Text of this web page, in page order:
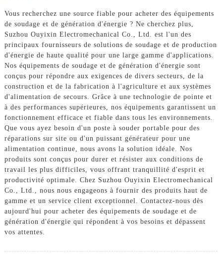
Vous recherchez une source fiable pour acheter des équipements
de soudage et de génération d'énergie ? Ne cherchez plus,
Suzhou Ouyixin Electromechanical Co., Ltd. est l'un des
principaux fournisseurs de solutions de soudage et de production
d'énergie de haute qualité pour une large gamme d'applications.
Nos équipements de soudage et de génération d'énergie sont
conçus pour répondre aux exigences de divers secteurs, de la
construction et de la fabrication à l'agriculture et aux systèmes
d'alimentation de secours. Grâce à une technologie de pointe et
à des performances supérieures, nos équipements garantissent un
fonctionnement efficace et fiable dans tous les environnements.
Que vous ayez besoin d'un poste à souder portable pour des
réparations sur site ou d'un puissant générateur pour une
alimentation continue, nous avons la solution idéale. Nos
produits sont conçus pour durer et résister aux conditions de
travail les plus difficiles, vous offrant tranquillité d'esprit et
productivité optimale. Chez Suzhou Ouyixin Electromechanical
Co., Ltd., nous nous engageons à fournir des produits haut de
gamme et un service client exceptionnel. Contactez-nous dès
aujourd'hui pour acheter des équipements de soudage et de
génération d'énergie qui répondent à vos besoins et dépassent
vos attentes.